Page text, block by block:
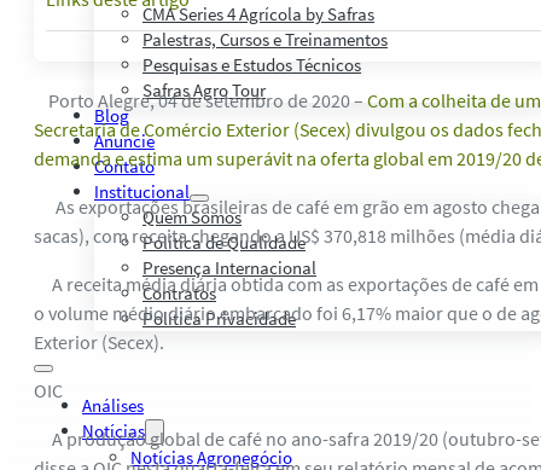
CMA Series 4 Agrícola by Safras
Palestras, Cursos e Treinamentos
Pesquisas e Estudos Técnicos
Safras Agro Tour
Blog
Anuncie
Contato
Institucional
Quem Somos
Política de Qualidade
Presença Internacional
Contratos
Política Privacidade
Análises
Notícias
Notícias Agronegócio
Porto Alegre, 04 de setembro de 2020 – Com a colheita de
Secretaria de Comércio Exterior (Secex) divulgou os dados
demanda e estima um superávit na oferta global em 2019/20
As exportações brasileiras de café em grão em agosto
sacas), com receita chegando a US$ 370,818 milhões (média
A receita média diária obtida com as exportações de café
o volume médio diário embarcado foi 6,17% maior que o de
Exterior (Secex).
OIC
A produção global de café no ano-safra 2019/20 (outubro-